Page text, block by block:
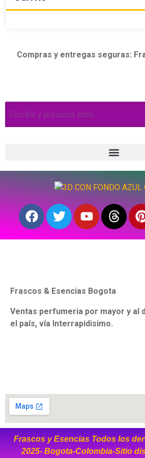
Compras y entregas seguras:
Frascos & Esencias Bogota
Ventas perfumeria por mayor y al
el país, vía Interrapidisimo.
Frascos y Esencias Todos los
2025- Bogota-Colombia-Sitio